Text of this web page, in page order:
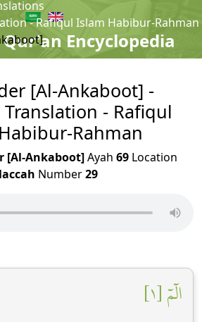
Encyclopedia
- Rafiqul Islam Habibur-Rahman
[Al-Ankaboot] -
Translation - Rafiqul
Rahman
[Al-Ankaboot]Ayah 69 Location
Number29
الٓمٓ [١]